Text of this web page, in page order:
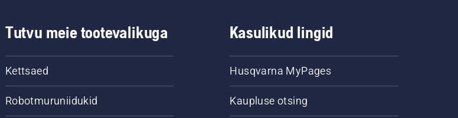
Tutvu meie tootevalikuga
Kettsaed
Robotmuruniidukid
Kasulikud lingid
Husqvarna MyPages
Kaupluse otsing